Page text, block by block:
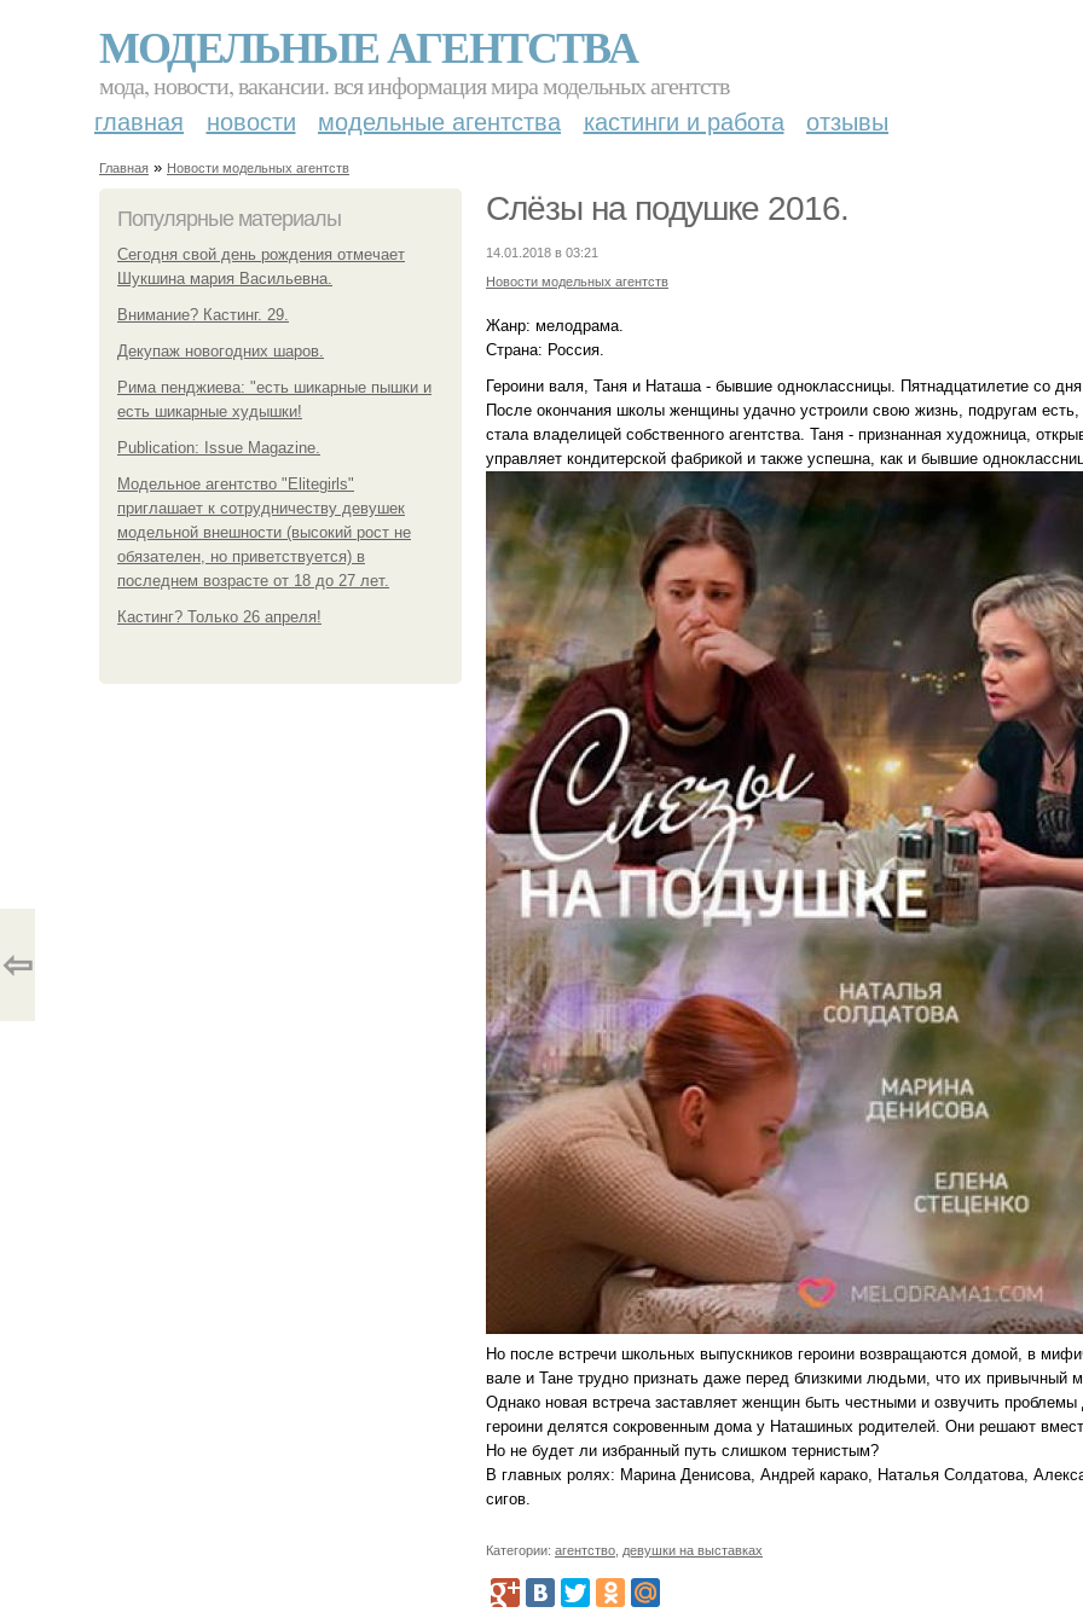
МОДЕЛЬНЫЕ АГЕНТСТВА
мода, новости, вакансии. вся информация мира модельных агентств
главная новости модельные агентства кастинги и работа отзывы
Главная » Новости модельных агентств
Популярные материалы
Сегодня свой день рождения отмечает
Шукшина мария Васильевна.
Внимание? Кастинг. 29.
Декупаж новогодних шаров.
Рима пенджиева: "есть шикарные пышки и
есть шикарные худышки!
Publication: Issue Magazine.
Модельное агентство "Elitegirls"
приглашает к сотрудничеству девушек
модельной внешности (высокий рост не
обязателен, но приветствуется) в
последнем возрасте от 18 до 27 лет.
Кастинг? Только 26 апреля!
Слёзы на подушке 2016.
14.01.2018 в 03:21
Новости модельных агентств
Жанр: мелодрама.
Страна: Россия.
Героини валя, Таня и Наташа - бывшие одноклассницы. Пятнадцатилетие со
После окончания школы женщины удачно устроили свою жизнь, подругам
стала владелицей собственного агентства. Таня - признанная художница,
управляет кондитерской фабрикой и также успешна, как и бывшие
Но после встречи школьных выпускников героини возвращаются домой, в
вале и Тане трудно признать даже перед близкими людьми, что их привычный
Однако новая встреча заставляет женщин быть честными и озвучить
героини делятся сокровенным дома у Наташиных родителей. Они решают
Но не будет ли избранный путь слишком тернистым?
В главных ролях: Марина Денисова, Андрей карако, Наталья Солдатова,
сигов.
Категории: агентство девушки на выставках
⇦